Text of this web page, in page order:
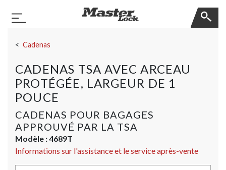
Basculer la navigation
Cadenas
CADENAS TSA AVEC ARCEAU
PROTÉGÉE, LARGEUR DE 1
POUCE
CADENAS POUR BAGAGES
APPROUVÉ PAR LA TSA
Modèle :4689T
Informations sur l'assistance et le service après-vente